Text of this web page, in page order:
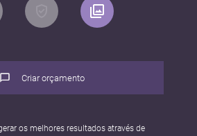
Criar orçamento
os melhores resultados através de